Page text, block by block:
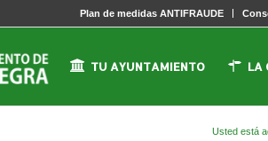
Plan de medidas ANTIFRAUDE
TU AYUNTAMIENTO LA
Usted está